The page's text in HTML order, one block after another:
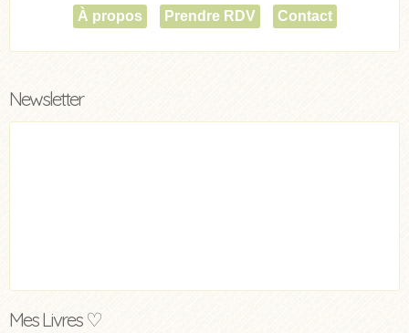
À propos Prendre RDV Contact
Newsletter
Mes Livres ♡